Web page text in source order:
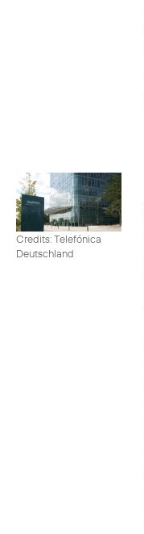
Credits: Telefónica
Deutschland